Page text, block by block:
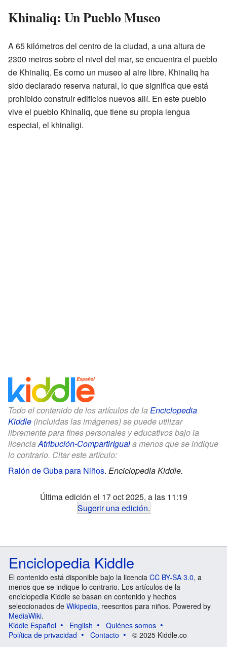
Khinaliq: Un Pueblo Museo
A 65 kilómetros del centro de la ciudad, a una altura de
2300 metros sobre el nivel del mar, se encuentra el pueblo
de Khinaliq. Es como un museo al aire libre. Khinaliq ha
sido declarado reserva natural, lo que significa que está
prohibido construir edificios nuevos allí. En este pueblo
vive el pueblo Khinaliq, que tiene su propia lengua
especial, el khinaligi.
Todo el contenido de los artículos de la Enciclopedia
Kiddle (incluidas las imágenes) se puede utilizar
libremente para fines personales y educativos bajo la
licenciaAtribución-CompartirIguala menos que se indique
lo contrario. Citar este artículo:
Raión de Guba para Niños. Enciclopedia Kiddle.
Última edición el 17 oct 2025, a las 11:19
Sugerir una edición.
Enciclopedia Kiddle
El contenido está disponible bajo la licencia CC BY-SA 3.0, a
menos que se indique lo contrario. Los artículos de la
enciclopedia Kiddle se basan en contenido y hechos
seleccionados de Wikipedia, reescritos para niños. Powered by
MediaWiki.
Kiddle Español
English
Quiénes somos
Política de privacidad
Contacto © 2025 Kiddle.co